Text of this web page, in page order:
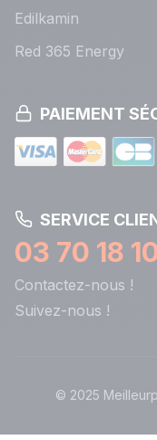
Edilkamin
Red 365 Energy
PAIEMENT
SERVICE
03 70 18
Contactez-nous !
Suivez-nous !
© 2025